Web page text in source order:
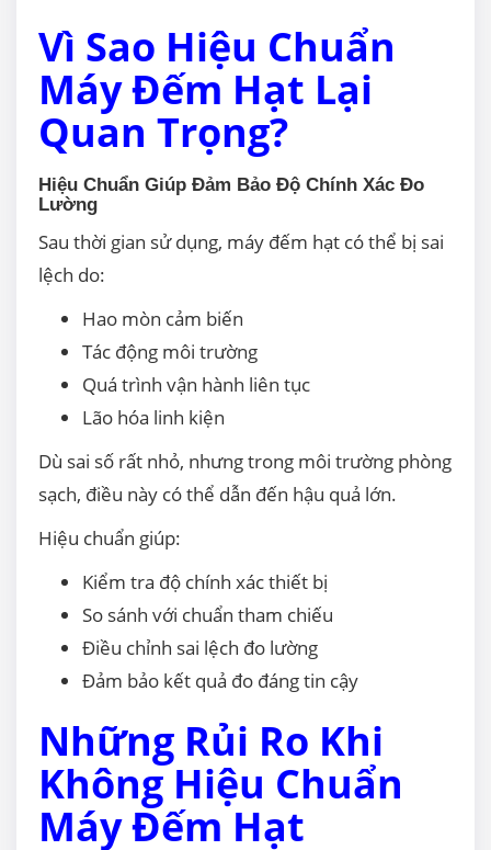
Vì Sao Hiệu Chuẩn
Máy Đếm Hạt Lại
Quan Trọng?
Hiệu Chuẩn Giúp Đảm Bảo Độ Chính Xác Đo
Lường
Sau thời gian sử dụng, máy đếm hạt có thể bị sai
lệch do:
Hao mòn cảm biến
Tác động môi trường
Quá trình vận hành liên tục
Lão hóa linh kiện
Dù sai số rất nhỏ, nhưng trong môi trường phòng
sạch, điều này có thể dẫn đến hậu quả lớn.
Hiệu chuẩn giúp:
Kiểm tra độ chính xác thiết bị
So sánh với chuẩn tham chiếu
Điều chỉnh sai lệch đo lường
Đảm bảo kết quả đo đáng tin cậy
Những Rủi Ro Khi
Không Hiệu Chuẩn
Máy Đếm Hạt